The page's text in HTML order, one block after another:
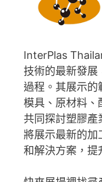
InterPlas
技術的最新發展
過程。其展示的
模具、原材料、
共同探討塑膠
將展示最新的加
和解決方案，提